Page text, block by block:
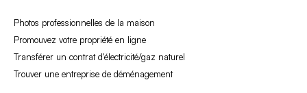
Photos professionnelles de la maison
Promouvez votre propriété en ligne
Transférer un contrat d'électricité/gaz naturel
Trouver une entreprise de déménagement